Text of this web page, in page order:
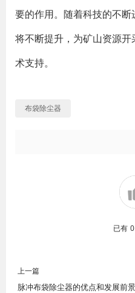
要的作用。随着科技的不
将不断提升，为矿山资源
术支持。
布袋除尘器
已有 0
上一篇
脉冲布袋除尘器的优点和发展前景